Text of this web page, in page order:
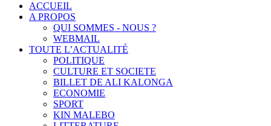
ACCUEIL
A PROPOS
QUI SOMMES - NOUS ?
WEBMAIL
TOUTE L’ACTUALITÉ
POLITIQUE
CULTURE ET SOCIETE
BILLET DE ALI KALONGA
ECONOMIE
SPORT
KIN MALEBO